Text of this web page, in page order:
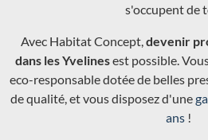
s'occupent de
Avec Habitat Concept,devenir
dans les Yvelinesest possible.
eco-responsable dotée de belles
de qualité, et vous disposez d'une
ans !